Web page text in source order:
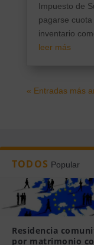
Impuesto de
pagarse
inventario
leer más
« Entradas más
TODOS Popular
Residencia
por matrimonio